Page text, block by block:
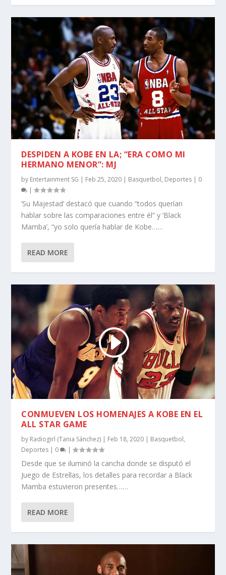
DESPIDEN A KOBE EN LA; “ERA COMO MI
HERMANO MENOR”: MJ
by Entertainment SG | Feb 25, 2020 | Basquetbol, Deportes | 0
|
’Su Majestad’ destacó que cuando “todos querían
hablar sobre las comparaciones entre él” y ‘Black
Mamba’, “yo solo quería hablar de Kobe……
READ MORE
CONMUEVEN LOS HOMENAJES A KOBE EN EL
ALL STAR GAME
by Radiogirl (Tania Sánchez) | Feb 18, 2020 | Basquetbol,
Deportes | 0 |
Desde que se iluminó la cancha donde se disputó el
Juego de Estrellas, los detalles para recordar a Black
Mamba estuvieron presentes……
READ MORE